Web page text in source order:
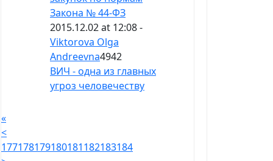
Закона № 44-ФЗ
2015.12.02 at 12:08 -
Viktorova Olga
Andreevna4942
ВИЧ - одна из главных
угроз человечеству
«
<
177178179180181182183184